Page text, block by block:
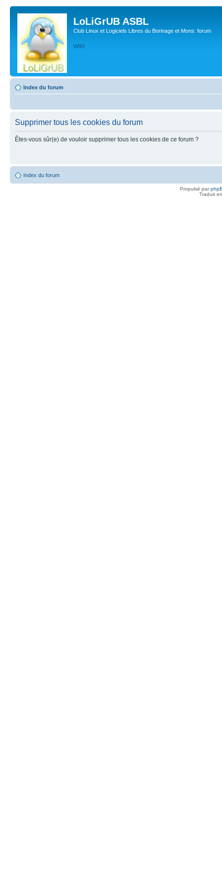
LoLiGrUB ASBL
Club Linux et Logiciels Libres du Borinage et Mons: forum
WIKI
Index du forum
Supprimer tous les cookies du forum
Êtes-vous sûr(e) de vouloir supprimer tous les cookies de ce forum ?
Index du forum
Propulsé par
Traduit